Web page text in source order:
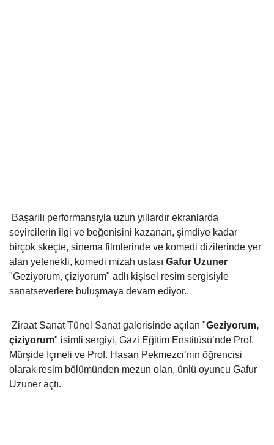
Başarılı performansıyla uzun yıllardır ekranlarda
seyircilerin ilgi ve beğenisini kazanan, şimdiye kadar
birçok skeçte, sinema filmlerinde ve komedi dizilerinde yer
alan yetenekli, komedi mizah ustası Gafur Uzuner
"Geziyorum, çiziyorum" adlı kişisel resim sergisiyle
sanatseverlere buluşmaya devam ediyor..
Ziraat Sanat Tünel Sanat galerisinde açılan "Geziyorum,
çiziyorum" isimli sergiyi, Gazi Eğitim Enstitüsü’nde Prof.
Mürşide İçmeli ve Prof. Hasan Pekmezci’nin öğrencisi
olarak resim bölümünden mezun olan, ünlü oyuncu Gafur
Uzuner açtı.